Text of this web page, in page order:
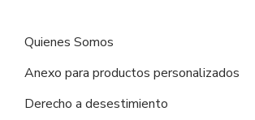
Quienes Somos
Anexo para productos personalizados
Derecho a desestimiento